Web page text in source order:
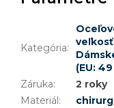
Kategória:
veľkosť
(EU:
Záruka:
2 roky
Materiál :